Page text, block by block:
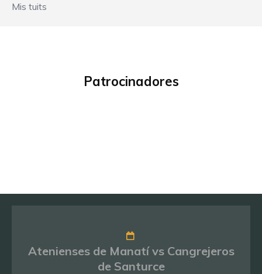
Mis tuits
Patrocinadores
Atenienses de Manatí vs Cangrejeros
de Santurce